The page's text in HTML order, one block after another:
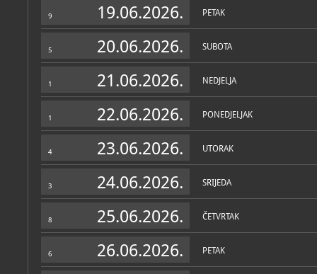
9 19.06.2026. PETAK
5 20.06.2026. SUBOTA
1 21.06.2026. NEDJELJA
1 22.06.2026. PONEDJELJAK
4 23.06.2026. UTORAK
3 24.06.2026. SRIJEDA
8 25.06.2026. ČETVRTAK
6 26.06.2026. PETAK